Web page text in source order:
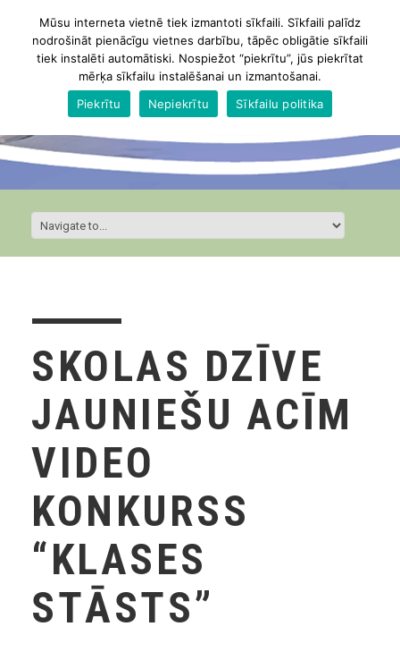
SKOLAS DZĪVE
JAUNIEŠU ACĪM
VIDEO
KONKURSS
“KLASES
STĀSTS”
Mūsu interneta vietnē tiek izmantoti sīkfaili. Sīkfaili palīdz
nodrošināt pienācīgu vietnes darbību, tāpēc obligātie sīkfaili
tiek instalēti automātiski. Nospiežot “piekrītu”, jūs piekrītat
mērķa sīkfailu instalēšanai un izmantošanai.
Piekrītu
Nepiekrītu Sīkfailu politika